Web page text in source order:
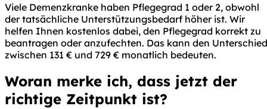
Viele Demenzkranke haben Pflegegrad 1 oder 2, obwohl
der tatsächliche Unterstützungsbedarf höher ist. Wir
helfen Ihnen kostenlos dabei, den Pflegegrad korrekt zu
beantragen oder anzufechten. Das kann den Unterschied
zwischen 131 € und 729 € monatlich bedeuten.
Woran merke ich, dass jetzt der
richtige Zeitpunkt ist?